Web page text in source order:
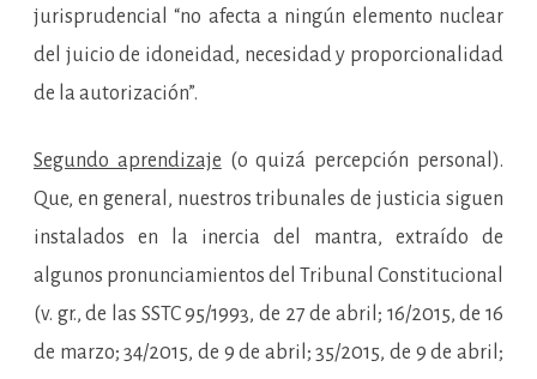
jurisprudencial “no afecta a ningún elemento nuclear
del juicio de idoneidad, necesidad y proporcionalidad
de la autorización”.
Segundo aprendizaje (o quizá percepción personal).
Que, en general, nuestros tribunales de justicia siguen
instalados en la inercia del mantra, extraído de
algunos pronunciamientos del Tribunal Constitucional
(v. gr., de las SSTC 95/1993, de 27 de abril; 16/2015, de 16
de marzo; 34/2015, de 9 de abril; 35/2015, de 9 de abril;